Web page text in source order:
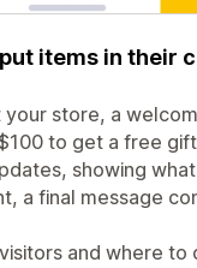
items in their
your store, a
to get a free
showing
a final message
and where to